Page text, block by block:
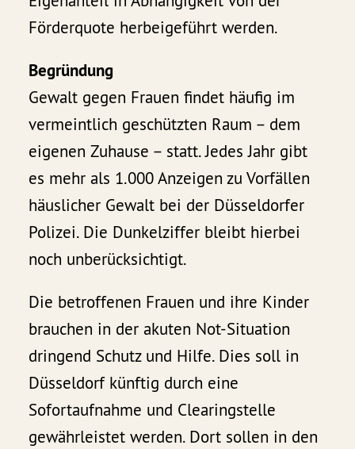
Förderquote herbeigeführt werden.
Begründung
Gewalt gegen Frauen findet häufig im
vermeintlich geschützten Raum – dem
eigenen Zuhause – statt. Jedes Jahr gibt
es mehr als 1.000 Anzeigen zu Vorfällen
häuslicher Gewalt bei der Düsseldorfer
Polizei. Die Dunkelziffer bleibt hierbei
noch unberücksichtigt.
Die betroffenen Frauen und ihre Kinder
brauchen in der akuten Not-Situation
dringend Schutz und Hilfe. Dies soll in
Düsseldorf künftig durch eine
Sofortaufnahme und Clearingstelle
gewährleistet werden. Dort sollen in den